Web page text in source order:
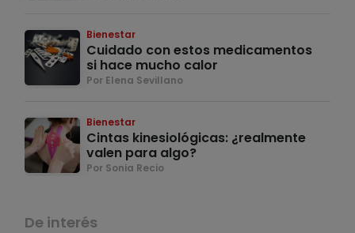
Bienestar
Cuidado con estos medicamentos
si hace mucho calor
Por Elena Sevillano
Bienestar
Cintas kinesiológicas: ¿realmente
valen para algo?
Por Sonia Recio
De interés